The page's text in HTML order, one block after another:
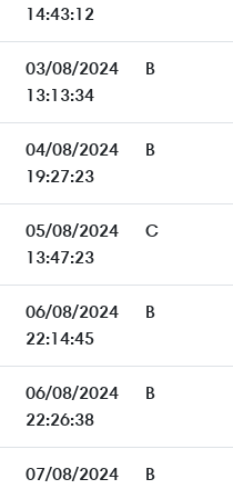
14:43:12
03/08/2024
13:13:34
B
04/08/2024
19:27:23
B
05/08/2024
13:47:23
C
06/08/2024
22:14:45
B
06/08/2024
22:26:38
B
07/08/2024
B